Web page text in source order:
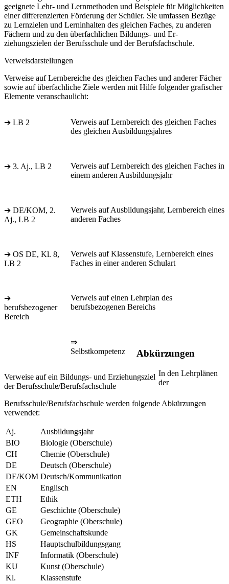
geeignete Lehr- und Lernmethoden und Beispiele für Möglichkeiten
einer differenzierten Förderung der Schüler. Sie umfassen Bezüge
zu Lernzielen und Lerninhalten des gleichen Faches, zu anderen
Fächern und zu den überfachlichen Bildungs- und Er-
ziehungszielen der Berufsschule und der Berufsfachschule.
Verweisdarstellungen
Verweise auf Lernbereiche des gleichen Faches und anderer Fächer
sowie auf überfachliche Ziele werden mit Hilfe folgender grafischer
Elemente veranschaulicht:
➔ LB 2
Verweis auf Lernbereich des gleichen Faches
des gleichen Ausbildungsjahres
➔ 3. Aj., LB 2
Verweis auf Lernbereich des gleichen Faches in
einem anderen Ausbildungsjahr
➔ DE/KOM, 2.
Aj., LB 2
Verweis auf Ausbildungsjahr, Lernbereich eines
anderen Faches
➔ OS DE, Kl. 8,
LB 2
Verweis auf Klassenstufe, Lernbereich eines
Faches in einer anderen Schulart
➔
berufsbezogener
Bereich
Verweis auf einen Lehrplan des
berufsbezogenen Bereichs
⇒
Selbstkompetenz
Verweise auf ein Bildungs- und Erziehungsziel
der Berufsschule/Berufsfachschule
Abkürzungen
In den Lehrplänen
der
Berufsschule/Berufsfachschule werden folgende Abkürzungen
verwendet:
Aj.
Ausbildungsjahr
BIO
Biologie (Oberschule)
CH
Chemie (Oberschule)
DE
Deutsch (Oberschule)
DE/KOM Deutsch/Kommunikation
EN
Englisch
ETH
Ethik
GE
Geschichte (Oberschule)
GEO
Geographie (Oberschule)
GK
Gemeinschaftskunde
HS
Hauptschulbildungsgang
INF
Informatik (Oberschule)
KU
Kunst (Oberschule)
Kl.
Klassenstufe